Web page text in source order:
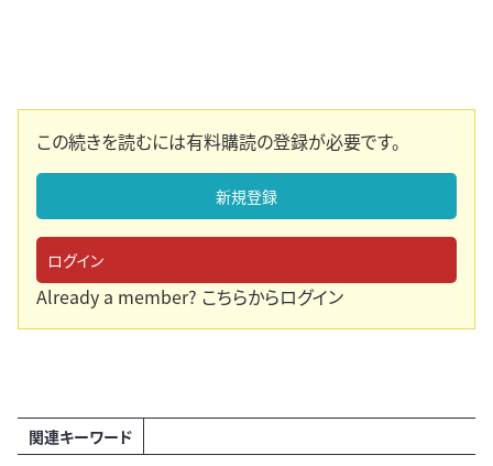
この続きを読むには有料購読の登録が必要です。
新規登録
ログイン
Already a member? こちらからログイン
関連キーワード